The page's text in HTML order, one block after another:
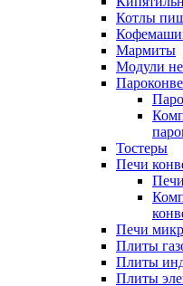
Котлы
Мармиты
Модули
Тостеры
Печи
Печи
Плиты
Плиты
Плиты